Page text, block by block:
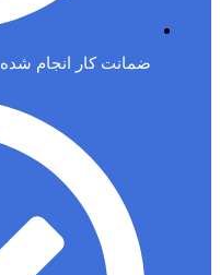
ضمانت کار انجام شده